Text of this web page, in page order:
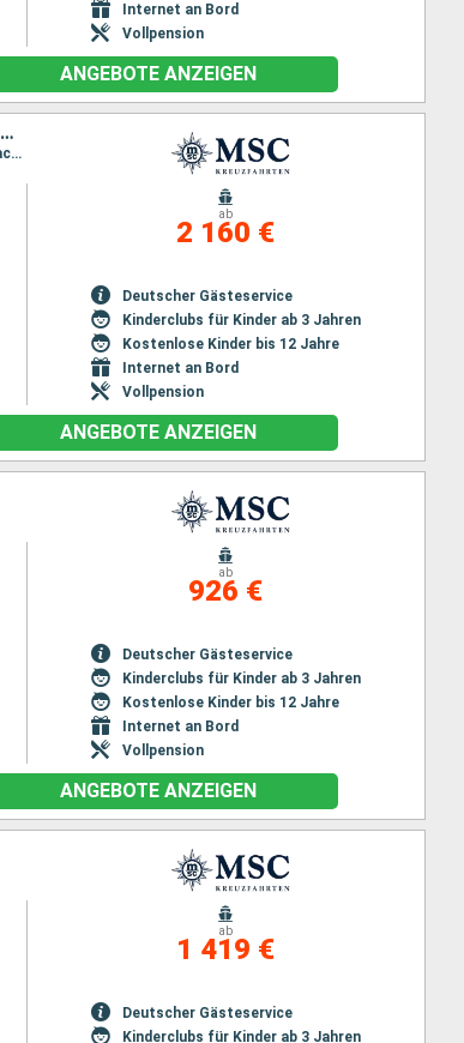
Internet an Bord
Vollpension
ANGEBOTE ANZEIGEN
FRANKREICH, ITALIEN, MALTA, SPANIEN, MAROKKO, BRASILIEN, URUGUAY, ARGENTINIEN
Reiseroute : Marseille, Livorno, Cagliari, Palermo, Valletta, Barcelona, Gibraltar, Casablanca, Las Palmas, Maceio, Salvador de Bahia, Rio de Janeiro, Montevideo, Buenos Aires
ab
2 160 €
Deutscher Gästeservice
Kinderclubs für Kinder ab 3 Jahren
Kostenlose Kinder bis 12 Jahre
Internet an Bord
Vollpension
ANGEBOTE ANZEIGEN
ab
926 €
Deutscher Gästeservice
Kinderclubs für Kinder ab 3 Jahren
Kostenlose Kinder bis 12 Jahre
Internet an Bord
Vollpension
ANGEBOTE ANZEIGEN
ab
1 419 €
Deutscher Gästeservice
Kinderclubs für Kinder ab 3 Jahren